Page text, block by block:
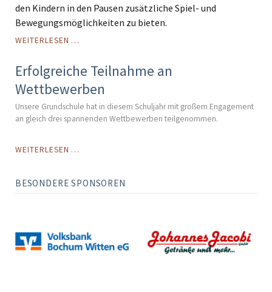
den Kindern in den Pausen zusätzliche Spiel- und
Bewegungsmöglichkeiten zu bieten.
WEITERLESEN …
Erfolgreiche Teilnahme an
Wettbewerben
Unsere Grundschule hat in diesem Schuljahr mit großem Engagement
an gleich drei spannenden Wettbewerben teilgenommen.
WEITERLESEN …
WETTBEWERBEN
BESONDERE SPONSOREN